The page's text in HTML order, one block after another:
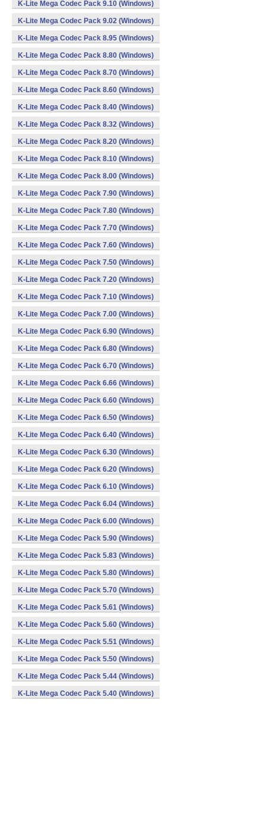
K-Lite Mega Codec Pack 9.10 (Windows)
K-Lite Mega Codec Pack 9.02 (Windows)
K-Lite Mega Codec Pack 8.95 (Windows)
K-Lite Mega Codec Pack 8.80 (Windows)
K-Lite Mega Codec Pack 8.70 (Windows)
K-Lite Mega Codec Pack 8.60 (Windows)
K-Lite Mega Codec Pack 8.40 (Windows)
K-Lite Mega Codec Pack 8.32 (Windows)
K-Lite Mega Codec Pack 8.20 (Windows)
K-Lite Mega Codec Pack 8.10 (Windows)
K-Lite Mega Codec Pack 8.00 (Windows)
K-Lite Mega Codec Pack 7.90 (Windows)
K-Lite Mega Codec Pack 7.80 (Windows)
K-Lite Mega Codec Pack 7.70 (Windows)
K-Lite Mega Codec Pack 7.60 (Windows)
K-Lite Mega Codec Pack 7.50 (Windows)
K-Lite Mega Codec Pack 7.20 (Windows)
K-Lite Mega Codec Pack 7.10 (Windows)
K-Lite Mega Codec Pack 7.00 (Windows)
K-Lite Mega Codec Pack 6.90 (Windows)
K-Lite Mega Codec Pack 6.80 (Windows)
K-Lite Mega Codec Pack 6.70 (Windows)
K-Lite Mega Codec Pack 6.66 (Windows)
K-Lite Mega Codec Pack 6.60 (Windows)
K-Lite Mega Codec Pack 6.50 (Windows)
K-Lite Mega Codec Pack 6.40 (Windows)
K-Lite Mega Codec Pack 6.30 (Windows)
K-Lite Mega Codec Pack 6.20 (Windows)
K-Lite Mega Codec Pack 6.10 (Windows)
K-Lite Mega Codec Pack 6.04 (Windows)
K-Lite Mega Codec Pack 6.00 (Windows)
K-Lite Mega Codec Pack 5.90 (Windows)
K-Lite Mega Codec Pack 5.83 (Windows)
K-Lite Mega Codec Pack 5.80 (Windows)
K-Lite Mega Codec Pack 5.70 (Windows)
K-Lite Mega Codec Pack 5.61 (Windows)
K-Lite Mega Codec Pack 5.60 (Windows)
K-Lite Mega Codec Pack 5.51 (Windows)
K-Lite Mega Codec Pack 5.50 (Windows)
K-Lite Mega Codec Pack 5.44 (Windows)
K-Lite Mega Codec Pack 5.40 (Windows)